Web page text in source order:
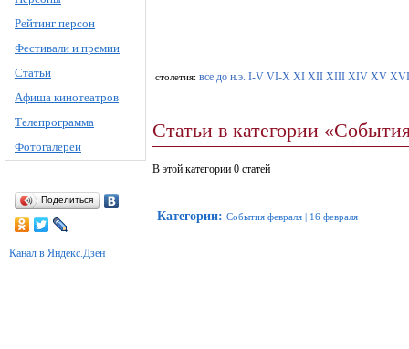
Рейтинг персон
Фестивали и премии
Статьи
Афиша кинотеатров
Телепрограмма
Фотогалереи
Поделиться
Канал в Яндекс.Дзен
столетия: все до н.э. I-V VI-X XI XII XIII XIV XV XVI
Статьи в категории
В этой категории 0 статей
Категории: События февраля | 16 февраля